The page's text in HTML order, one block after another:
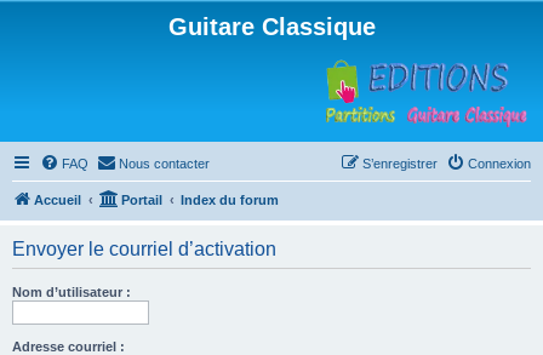
Guitare Classique
FAQ Nous contacter Connexion
S’enregistrer
Accueil Portail Index du forum
Envoyer le courriel d’activation
Nom d’utilisateur :
Adresse courriel :